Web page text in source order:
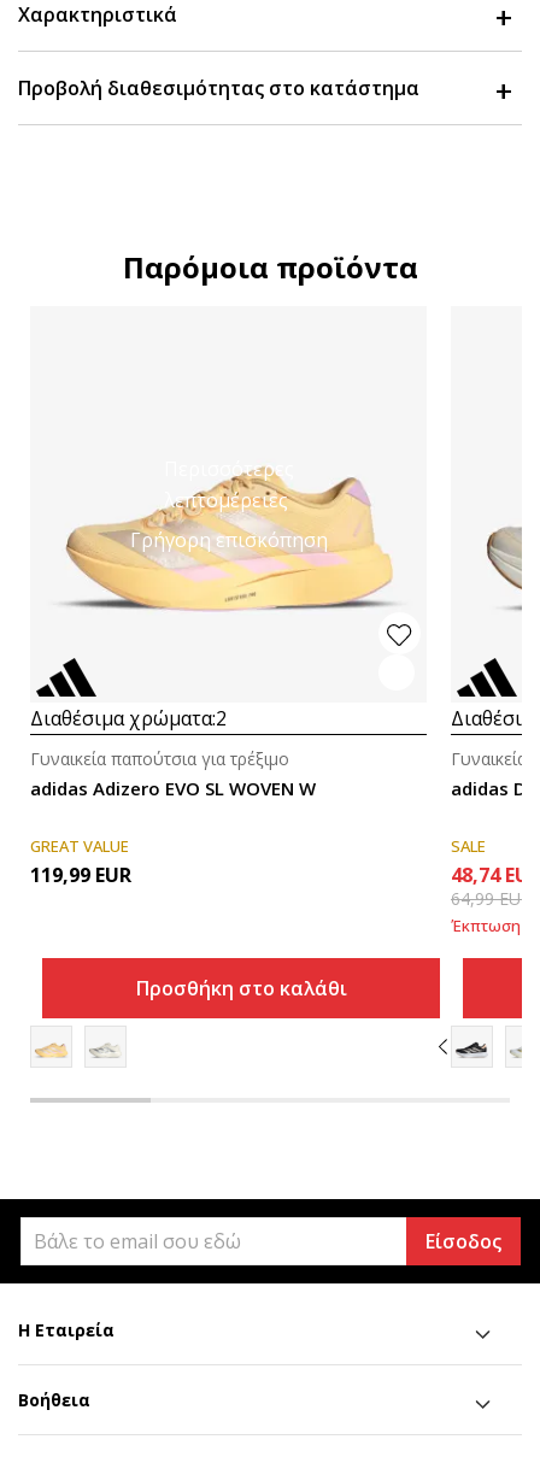
Χαρακτηριστικά
Προβολή διαθεσιμότητας στο κατάστημα
Παρόμοια προϊόντα
Περισσότερες
λεπτομέρειες
Γρήγορη επισκόπηση
Διαθέσιμα χρώματα:2
adidas Adizero EVO SL WOVEN W
Γυναικεία παπούτσια για τρέξιμο
GREAT VALUE
119,99 EUR
Προσθήκη στο καλάθι
adidas
Γυναικεία
SALE
48,74 EUR
64,99EUR
Έκπτωση
Είσοδος
Η Εταιρεία
Βοήθεια